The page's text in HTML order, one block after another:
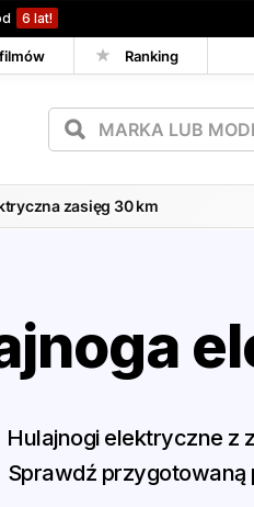
6 lat!
Ranking
zasięg 30 km
Hulajnogi elektryczne z
Sprawdź przygotowaną